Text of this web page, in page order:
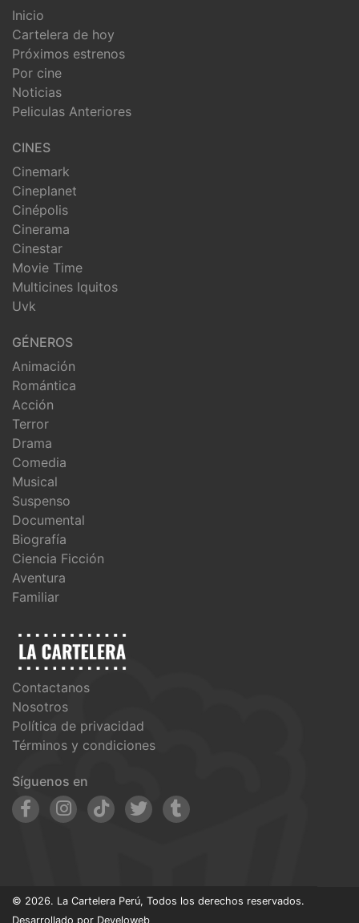
Inicio
Cartelera de hoy
Próximos estrenos
Por cine
Noticias
Peliculas Anteriores
CINES
Cinemark
Cineplanet
Cinépolis
Cinerama
Cinestar
Movie Time
Multicines Iquitos
Uvk
GÉNEROS
Animación
Romántica
Acción
Terror
Drama
Comedia
Musical
Suspenso
Documental
Biografía
Ciencia Ficción
Aventura
Familiar
Contactanos
Nosotros
Política de privacidad
Términos y condiciones
Síguenos en
© 2026. La Cartelera Perú, Todos los derechos reservados.
Desarrollado por Develoweb